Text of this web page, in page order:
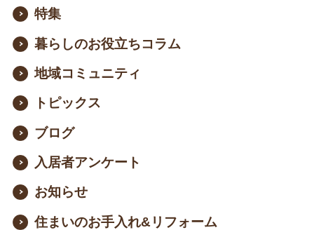
特集
暮らしのお役立ちコラム
地域コミュニティ
トピックス
ブログ
入居者アンケート
お知らせ
住まいのお手入れ&リフォーム